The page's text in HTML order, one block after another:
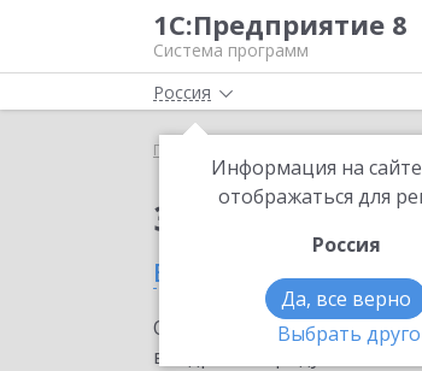
1С:Предприятие 8
Система программ
Россия
Информация на
отображаться для
Россия
Да, все верно
Выбрать
Главная
Заказать
в Кировской
Ознакомьтесь с
внедрение продукта.